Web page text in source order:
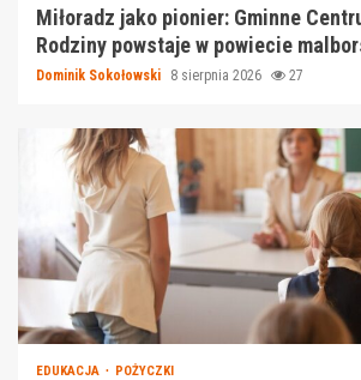
Miłoradz jako pionier: Gminne
Rodziny powstaje w powiecie
Dominik Sokołowski 8 sierpnia 2026 27
EDUKACJA POŻYCZKI